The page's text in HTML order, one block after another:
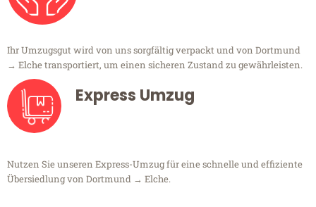
Ihr Umzugsgut wird von uns sorgfältig verpackt und von Dortmund
→ Elche transportiert, um einen sicheren Zustand zu gewährleisten.
Express Umzug
Nutzen Sie unseren Express-Umzug für eine schnelle und effiziente
Übersiedlung von Dortmund → Elche.